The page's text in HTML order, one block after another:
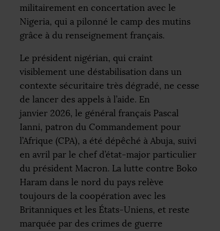
militairement en concertation avec le
Nigeria, qui a pilonné le camp des mutins
grâce à du renseignement français.
Le président nigérian, qui craint
visiblement une déstabilisation dans un
contexte sécuritaire très dégradé, ne cesse
de lancer des appels à l’aide. En
janvier 2026, le général français Pascal
Ianni, patron du Commandement pour
l’Afrique (CPA), a été dépêché à Abuja, suivi
en avril par le chef d’état-major particulier
du président Macron. La lutte contre Boko
Haram dans le nord du pays relève
toujours de la coopération avec les
Britanniques et les États-Uniens, et reste
marquée par des crimes de guerre